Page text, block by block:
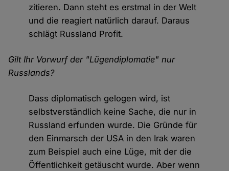
zitieren. Dann steht es erstmal in der Welt
und die reagiert natürlich darauf. Daraus
schlägt Russland Profit.
Gilt Ihr Vorwurf der "Lügendiplomatie" nur
Russlands?
Dass diplomatisch gelogen wird, ist
selbstverständlich keine Sache, die nur in
Russland erfunden wurde. Die Gründe für
den Einmarsch der USA in den Irak waren
zum Beispiel auch eine Lüge, mit der die
Öffentlichkeit getäuscht wurde. Aber wenn